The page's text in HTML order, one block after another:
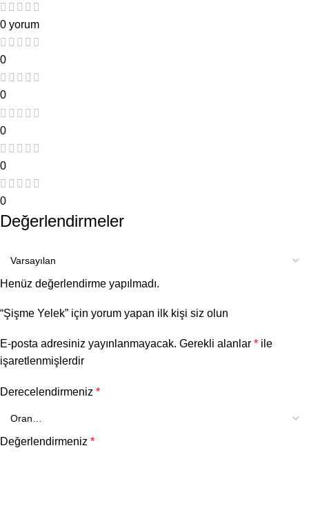
0 yorum
0
0
0
0
0
Değerlendirmeler
Henüz değerlendirme yapılmadı.
“Şişme Yelek” için yorum yapan ilk kişi siz olun
E-posta adresiniz yayınlanmayacak. Gerekli alanlar * ile
işaretlenmişlerdir
Derecelendirmeniz *
Değerlendirmeniz *